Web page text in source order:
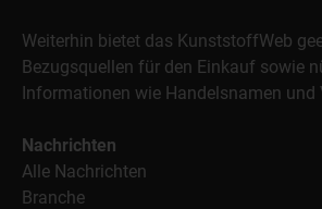
Weiterhin bietet das KunststoffWeb
Bezugsquellen für den Einkauf sowie
Informationen wie Handelsnamen und
Nachrichten
Alle Nachrichten
Branche